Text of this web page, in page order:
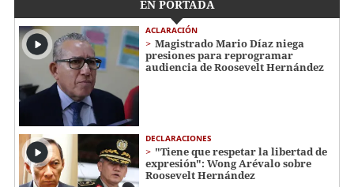
EN PORTADA
ACLARACIÓN
Magistrado Mario Díaz niega
presiones para reprogramar
audiencia de Roosevelt Hernández
DECLARACIONES
"Tiene que respetar la libertad de
expresión": Wong Arévalo sobre
Roosevelt Hernández